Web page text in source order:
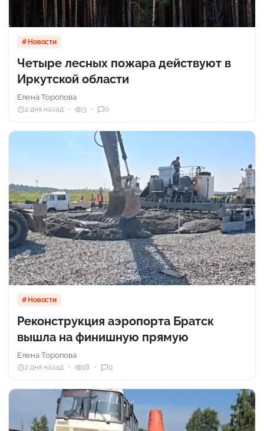
Новости
Четыре лесных пожара действуют в
Иркутской области
Елена Торопова
2 дня назад 3 0
Новости
Реконструкция аэропорта Братск
вышла на финишную прямую
Елена Торопова
2 дня назад 18 0